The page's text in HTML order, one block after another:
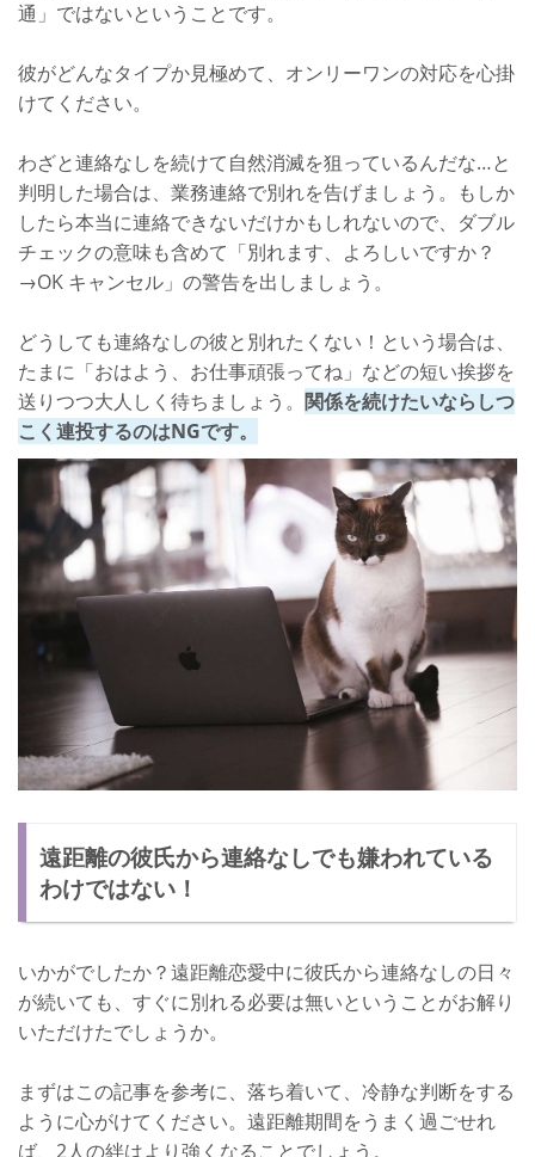
通」ではないということです。
彼がどんなタイプか見極めて、オンリーワンの対応を心掛
けてください。
わざと連絡なしを続けて自然消滅を狙っているんだな…と
判明した場合は、業務連絡で別れを告げましょう。もしか
したら本当に連絡できないだけかもしれないので、ダブル
チェックの意味も含めて「別れます、よろしいですか？
→OK キャンセル」の警告を出しましょう。
どうしても連絡なしの彼と別れたくない！という場合は、
たまに「おはよう、お仕事頑張ってね」などの短い挨拶を
送りつつ大人しく待ちましょう。 関係を続けたいならしつ
こく連投するのはNGです。
遠距離の彼氏から連絡なしでも嫌われている
わけではない！
いかがでしたか？遠距離恋愛中に彼氏から連絡なしの日々
が続いても、すぐに別れる必要は無いということがお解り
いただけたでしょうか。
まずはこの記事を参考に、落ち着いて、冷静な判断をする
ように心がけてください。遠距離期間をうまく過ごせれ
ば、2人の絆はより強くなることでしょう。